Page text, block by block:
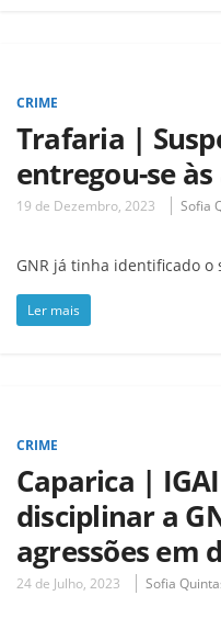
CRIME
Trafaria |
entregou-se
19 de Dezembro, 2023 Sofia
GNR já tinha identificado o
Ler mais
CRIME
Caparica |
disciplinar a
agressões em
24 de Julho, 2023 Sofia